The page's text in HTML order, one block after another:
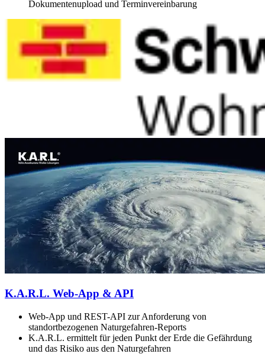
Dokumentenupload und Terminvereinbarung
K.A.R.L. Web-App & API
Web-App und REST-API zur Anforderung von
standortbezogenen Naturgefahren-Reports
K.A.R.L. ermittelt für jeden Punkt der Erde die Gefährdung
und das Risiko aus den Naturgefahren